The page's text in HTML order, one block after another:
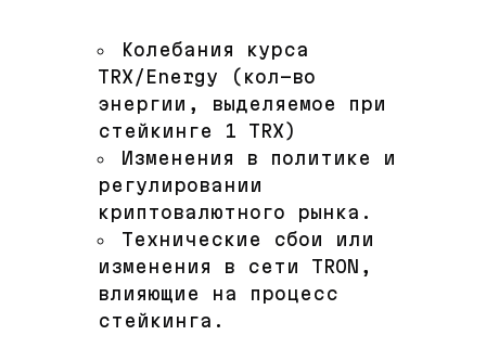
Колебания курса
TRX/Energy (кол-во
энергии, выделяемое при
стейкинге 1 TRX)
Изменения в политике и
регулировании
криптовалютного рынка.
Технические сбои или
изменения в сети TRON,
влияющие на процесс
стейкинга.